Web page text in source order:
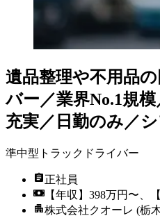
遺品整理や不用品
バー／業界No.1規
充実／日勤のみ／
準中型トラックドライバー
正社員
【年収】398万円〜、
株式会社クオーレ (栃